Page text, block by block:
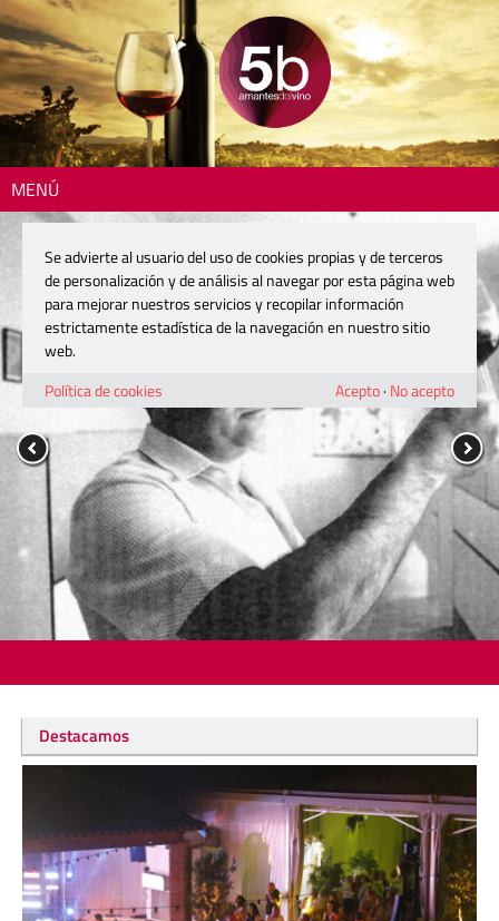
MENÚ
Destacamos
Se advierte al usuario del uso de cookies propias y de terceros
de personalización y de análisis al navegar por esta página web
para mejorar nuestros servicios y recopilar información
estrictamente estadística de la navegación en nuestro sitio
web.
Política de cookies
Acepto· No acepto